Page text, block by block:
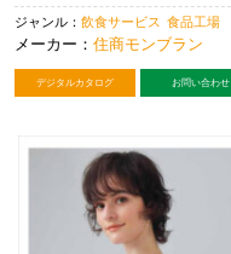
ジャンル： 飲食サービス 食品工場
メーカー： 住商モンブラン
デジタルカタログ お問い合わせ